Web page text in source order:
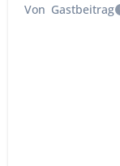
Von Gastbeitrag